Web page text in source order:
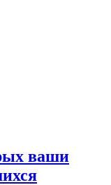
ваши